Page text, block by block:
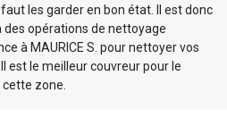
les garder en bon état. Il est donc
opérations de nettoyage
à MAURICE S. pour nettoyer vos
est le meilleur couvreur pour le
zone.